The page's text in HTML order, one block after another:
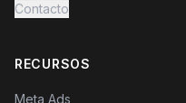
Contacto
RECURSOS
Meta Ads